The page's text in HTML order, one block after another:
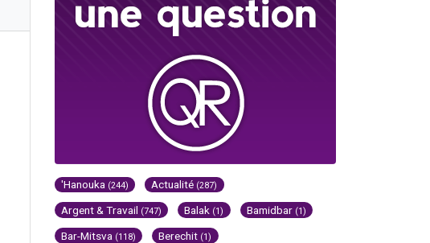
'Hanouka (244) Actualité (287)
Argent & Travail (747) Balak (1) Bamidbar (1)
Bar-Mitsva (118) Berechit (1)